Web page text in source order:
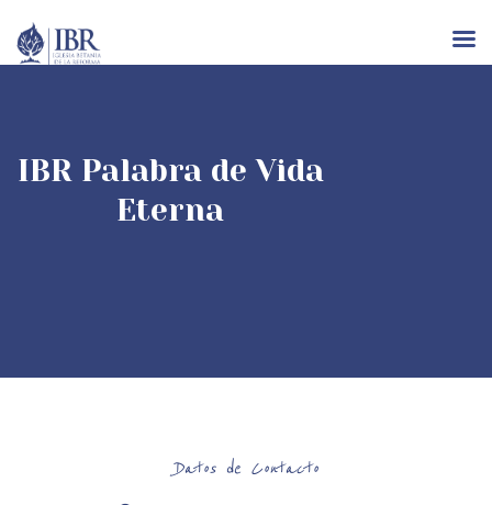
IBR Palabra de Vida
Eterna
NOSOTROS
IGLESIAS
Datos de Contacto